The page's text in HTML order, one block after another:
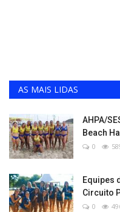
AS MAIS LIDAS
AHPA/
Beach
0
Equipes
Circuito
0